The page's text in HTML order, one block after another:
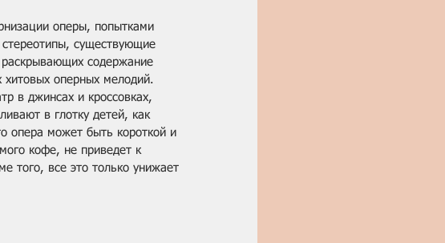
оперы, попытками
существующие
содержание
оперных мелодий.
в джинсах и кроссовках,
в глотку детей, как
опера может быть короткой и
кофе, не приведет к
того, все это только унижает